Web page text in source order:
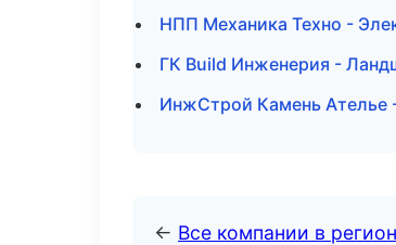
НПП Механика Техно -
ГК Build Инженерия -
ИнжСтрой Камень Ателье
← Все компании в